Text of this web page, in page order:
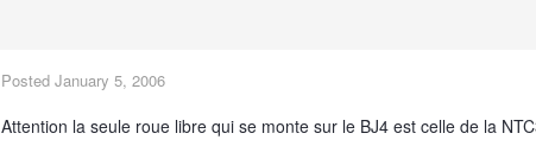
Posted January 5, 2006
Attention la seule roue libre qui se monte sur le BJ4 est celle de la